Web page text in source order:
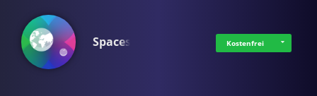
Spaces Kostenfrei